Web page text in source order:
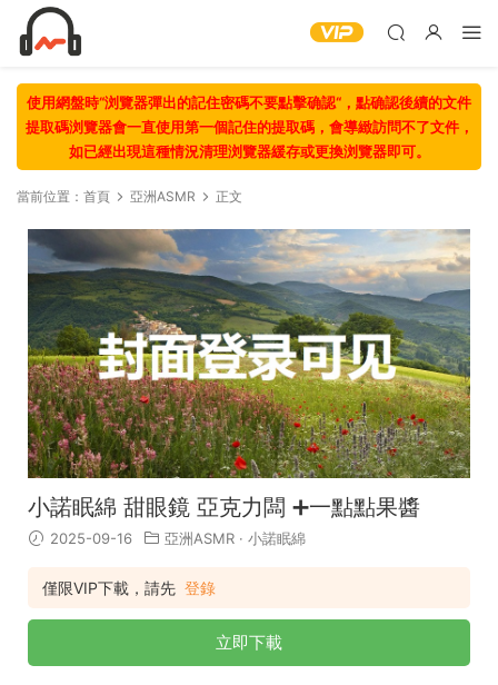
使用網盤時“浏覽器彈出的記住密碼不要點擊确認“，點确認後續的文件
提取碼浏覽器會一直使用第一個記住的提取碼，會導緻訪問不了文件，
如已經出現這種情況清理浏覽器緩存或更換浏覽器即可。
當前位置： 首頁 亞洲ASMR 正文
小諾眠綿 甜眼鏡 亞克力闆 ➕一點點果醬
2025-09-16 亞洲ASMR · 小諾眠綿
僅限VIP下載，請先 登錄
立即下載